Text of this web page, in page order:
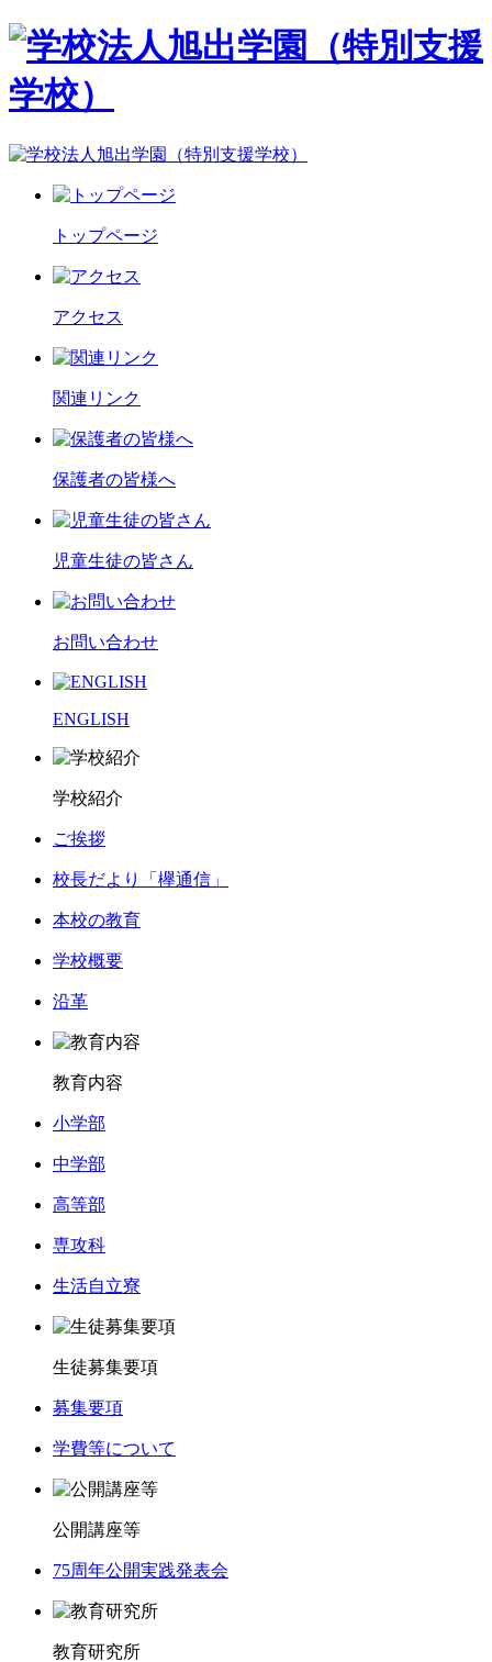
トップページ
アクセス
関連リンク
保護者の皆様へ
児童生徒の皆さん
お問い合わせ
ENGLISH
学校紹介
ご挨拶
校長だより「欅通信」
本校の教育
学校概要
沿革
教育内容
小学部
中学部
高等部
専攻科
生活自立寮
生徒募集要項
募集要項
学費等について
公開講座等
75周年公開実践発表会
教育研究所